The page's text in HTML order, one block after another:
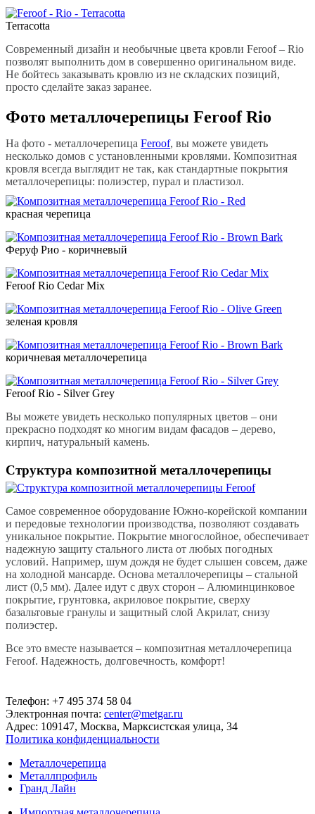
Terracotta
Современный дизайн и необычные цвета кровли Feroof – Rio
позволят выполнить дом в совершенно оригинальном виде.
Не бойтесь заказывать кровлю из не складских позиций,
просто сделайте заказ заранее.
Фото металлочерепицы Feroof Rio
На фото - металлочерепица Feroof, вы можете увидеть
несколько домов с установленными кровлями. Композитная
кровля всегда выглядит не так, как стандартные покрытия
металлочерепицы: полиэстер, пурал и пластизол.
красная черепица
Феруф Рио - коричневый
Feroof Rio Cedar Mix
зеленая кровля
коричневая металлочерепица
Feroof Rio - Silver Grey
Вы можете увидеть несколько популярных цветов – они
прекрасно подходят ко многим видам фасадов – дерево,
кирпич, натуральный камень.
Структура композитной металлочерепицы
Самое современное оборудование Южно-корейской компании
и передовые технологии производства, позволяют создавать
уникальное покрытие. Покрытие многослойное, обеспечивает
надежную защиту стального листа от любых погодных
условий. Например, шум дождя не будет слышен совсем, даже
на холодной мансарде. Основа металлочерепицы – стальной
лист (0,5 мм). Далее идут с двух сторон – Алюминцинковое
покрытие, грунтовка, акриловое покрытие, сверху
базальтовые гранулы и защитный слой Акрилат, снизу
полиэстер.
Все это вместе называется – композитная металлочерепица
Feroof. Надежность, долговечность, комфорт!
Телефон: +7 495 374 58 04
Электронная почта: center@metgar.ru
Адрес: 109147, Москва, Марксистская улица, 34
Политика конфиденциальности
Металлочерепица
Металлпрофиль
Гранд Лайн